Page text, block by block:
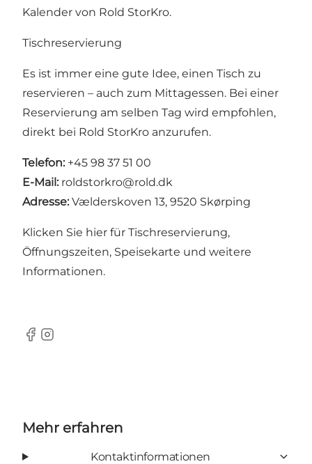
Kalender von Rold StorKro.
Tischreservierung
Es ist immer eine gute Idee, einen Tisch zu
reservieren – auch zum Mittagessen. Bei einer
Reservierung am selben Tag wird empfohlen,
direkt bei Rold StorKro anzurufen.
Telefon: +45 98 37 51 00
E-Mail: roldstorkro@rold.dk
Adresse: Vælderskoven 13, 9520 Skørping
Klicken Sie hier für Tischreservierung,
Öffnungszeiten, Speisekarte und weitere
Informationen.
Facebook
Instagram
Mehr erfahren
Kontaktinformationen